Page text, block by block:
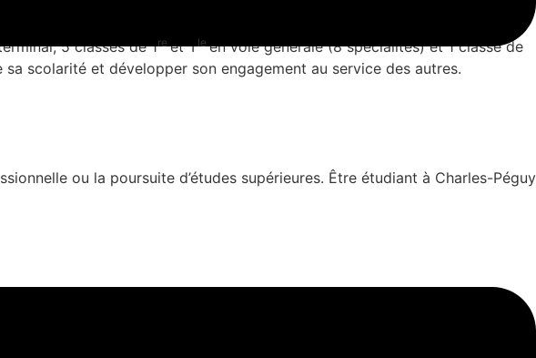
5 classes de 1re et Tle en voie générale (8 spécialités) et 1 classe de
scolarité et développer son engagement au service des autres.
ou la poursuite d’études supérieures. Être étudiant à Charles-Péguy